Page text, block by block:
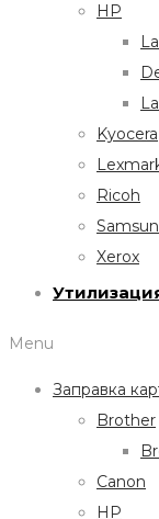
HP
Kyocera
Ricoh
Xerox
Menu
Заправка
Brother
Canon
HP